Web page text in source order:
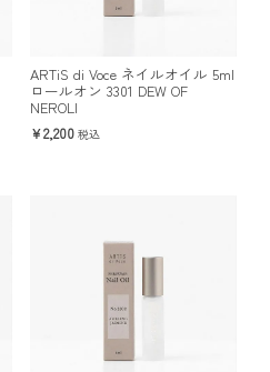
ARTiS di Voce ネイルオイル 5ml
ロールオン 3301 DEW OF
NEROLI
2,200 税込